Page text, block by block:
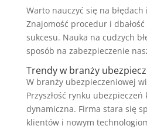
Warto nauczyć się na
Znajomość procedur i
sukcesu. Nauka na cudzych
sposób na zabezpieczenie
Trendy w branży
W branży ubezpieczeniowej
Przyszłość rynku
dynamiczna. Firma stara się
klientów i nowym